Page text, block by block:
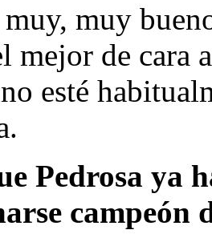
muy, muy
mejor de cara
esté
Pedrosa ya
campeón